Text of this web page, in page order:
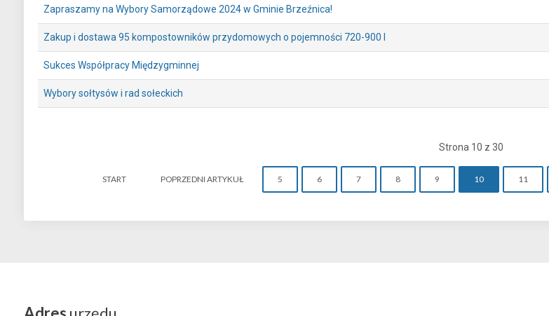
Zapraszamy na Wybory Samorządowe 2024 w Gminie Brzeźnica!
Zakup i dostawa 95 kompostowników przydomowych o pojemności 720-900 l
Sukces Współpracy Międzygminnej
Wybory sołtysów i rad sołeckich
Strona 10 z 30
START POPRZEDNI ARTYKUŁ 5 6 7 8 9 10 11